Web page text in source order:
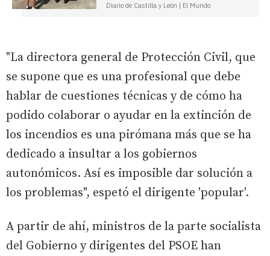
Diario de Castilla y León | El Mundo
"La directora general de Protección Civil, que
se supone que es una profesional que debe
hablar de cuestiones técnicas y de cómo ha
podido colaborar o ayudar en la extinción de
los incendios es una pirómana más que se ha
dedicado a insultar a los gobiernos
autonómicos. Así es imposible dar solución a
los problemas", espetó el dirigente 'popular'.
A partir de ahí, ministros de la parte socialista
del Gobierno y dirigentes del PSOE han